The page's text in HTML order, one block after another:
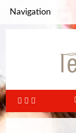
Navigation